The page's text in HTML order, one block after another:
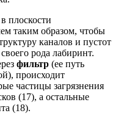
плоскости
таким образом, чтобы
каналов и пустот
рода лабиринт.
фильтр (ее путь
происходит
частицы загрязнения
(17), а остальные
(18).